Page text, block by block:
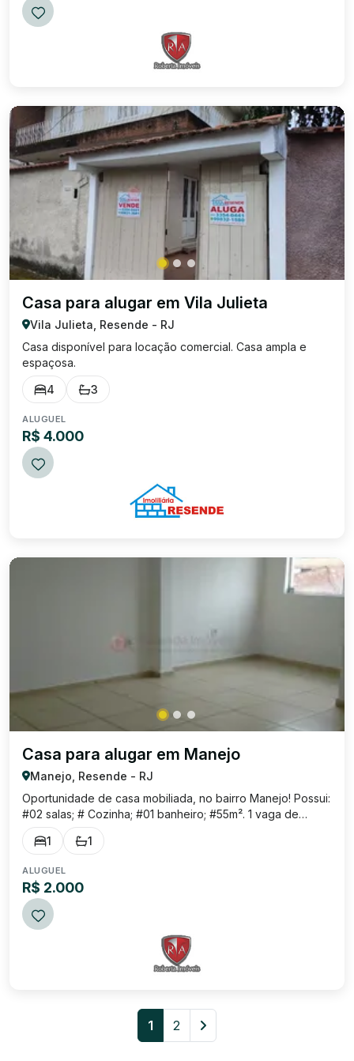
Casa para alugar em Vila Julieta
Vila Julieta, Resende - RJ
Casa disponível para locação comercial. Casa ampla e
espaçosa.
4
3
ALUGUEL
R$ 4.000
Casa para alugar em Manejo
Manejo, Resende - RJ
Oportunidade de casa mobiliada, no bairro Manejo! Possui:
#02 salas; # Cozinha; #01 banheiro; #55m². 1 vaga de
garagem para moto. Bairro super bem localizado, próximo
a estabelecimentos comerciais.
1 1
ALUGUEL
R$ 2.000
1 2